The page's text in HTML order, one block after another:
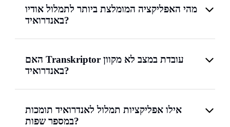
מהי האפליקציה המומלצת ביותר לתמלול אודיו
באנדרואיד?
האם Transkriptor עובדת במצב לא מקוון
באנדרואיד?
אילו אפליקציות תמלול לאנדרואיד תומכות
במספר שפות?